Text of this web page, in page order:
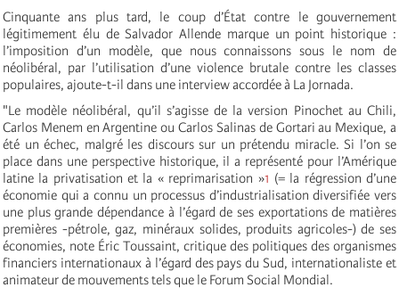
Cinquante ans plus tard, le coup d’État contre le gouvernement
légitimement élu de Salvador Allende marque un point historique :
l’imposition d’un modèle, que nous connaissons sous le nom de
néolibéral, par l’utilisation d’une violence brutale contre les classes
populaires, ajoute-t-il dans une interview accordée à La Jornada.
"Le modèle néolibéral, qu’il s’agisse de la version Pinochet au Chili,
Carlos Menem en Argentine ou Carlos Salinas de Gortari au Mexique, a
été un échec, malgré les discours sur un prétendu miracle. Si l’on se
place dans une perspective historique, il a représenté pour l’Amérique
latine la privatisation et la « reprimarisation »1 (= la régression d’une
économie qui a connu un processus d’industrialisation diversifiée vers
une plus grande dépendance à l’égard de ses exportations de matières
premières -pétrole, gaz, minéraux solides, produits agricoles-) de ses
économies, note Éric Toussaint, critique des politiques des organismes
financiers internationaux à l’égard des pays du Sud, internationaliste et
animateur de mouvements tels que le Forum Social Mondial.